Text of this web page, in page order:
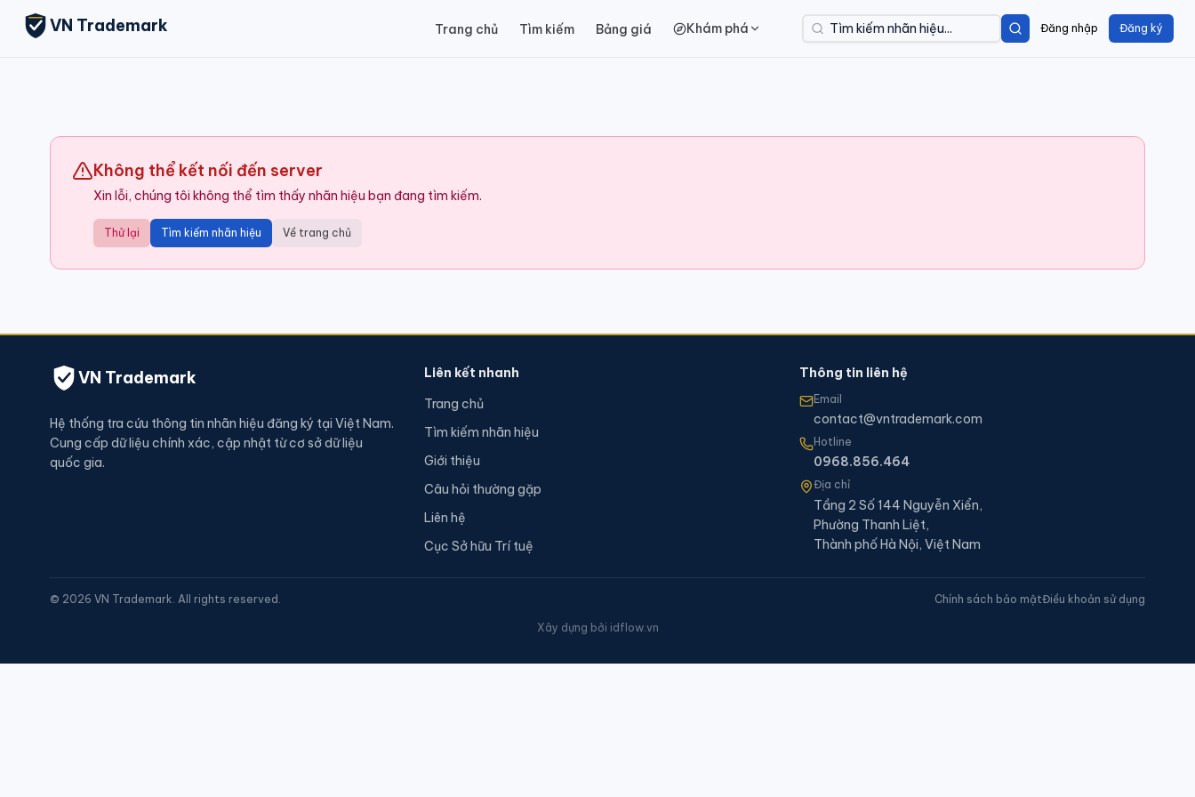
VN Trademark Trang chủ Tìm kiếm Bảng giá Khám phá Đăng nhập Đăng ký
Không thể kết nối đến server
Xin lỗi, chúng tôi không thể tìm thấy nhãn hiệu bạn đang tìm kiếm.
Thử lại Tìm kiếm nhãn hiệu Về trang chủ
VN Trademark
Hệ thống tra cứu thông tin nhãn hiệu đăng ký tại Việt Nam.
Cung cấp dữ liệu chính xác, cập nhật từ cơ sở dữ liệu
quốc gia.
Liên kết nhanh
Trang chủ
Tìm kiếm nhãn hiệu
Giới thiệu
Câu hỏi thường gặp
Liên hệ
Cục Sở hữu Trí tuệ
Thông tin liên hệ
Email
contact@vntrademark.com
Hotline
0968.856.464
Địa chỉ
Tầng 2 Số 144 Nguyễn Xiển,
Phường Thanh Liệt,
Thành phố Hà Nội, Việt Nam
© 2026 VN Trademark. All rights reserved. Chính sách bảo mậtĐiều khoản sử dụng
Xây dựng bởi idflow.vn